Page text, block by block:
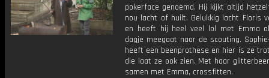
pokerface genoemd. Hij kijkt altijd
nou lacht of huilt. Gelukkig lacht Floris
en heeft hij heel veel lol met Emma
dagje meegaat naar de scouting.
heeft een beenprothese en hier is ze
die laat ze ook zien. Met haar
samen met Emma, crossfitten.